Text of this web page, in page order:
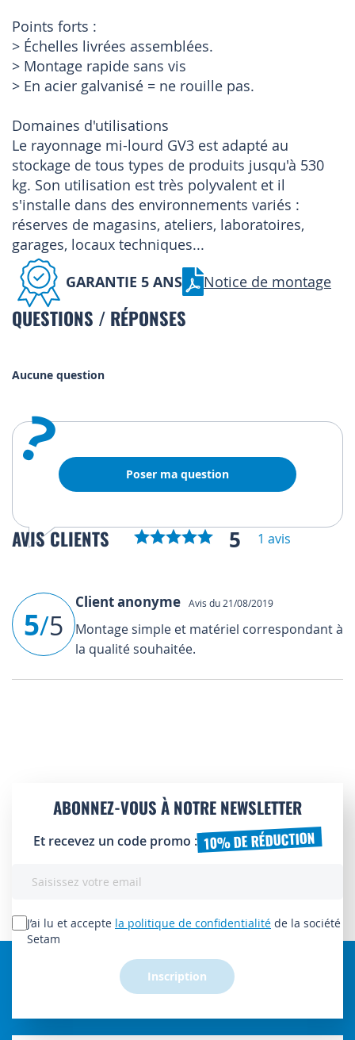
Points forts :
> Échelles livrées assemblées.
> Montage rapide sans vis
> En acier galvanisé = ne rouille pas.
Domaines d'utilisations
Le rayonnage mi-lourd GV3 est adapté au
stockage de tous types de produits jusqu'à 530
kg. Son utilisation est très polyvalent et il
s'installe dans des environnements variés :
réserves de magasins, ateliers, laboratoires,
garages, locaux techniques...
GARANTIE 5 ANS Notice de montage
QUESTIONS / RÉPONSES
Aucune question
? Poser ma question
AVIS CLIENTS 5 1 avis
5/5
Client anonyme Avis du 21/08/2019
Montage simple et matériel correspondant à
la qualité souhaitée.
ABONNEZ-VOUS À NOTRE NEWSLETTER
Et recevez un code promo : 10% DE RÉDUCTION
lettre
d’information
J’ai lu et accepte la politique de confidentialité de la société
Setam
Inscription